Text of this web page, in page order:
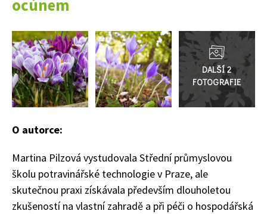
ocúnem
Přejít
do
galerie
O autorce:
Martina Pilzová vystudovala Střední průmyslovou
školu potravinářské technologie v Praze, ale
skutečnou praxi získávala především dlouholetou
zkušeností na vlastní zahradě a při péči o hospodářská